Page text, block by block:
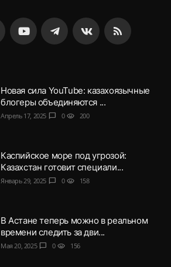
Новая сила YouTube: казахоязычные
блогеры объединяются ...
Апрель 17, 2025 chat_bubble 0 visibility 200
Каспийское море под угрозой:
Казахстан готовит специали...
Январь 29, 2025 chat_bubble 0 visibility 158
В Астане теперь можно в реальном
времени следить за дви...
Мая 20, 2025 chat_bubble 0 visibility 156